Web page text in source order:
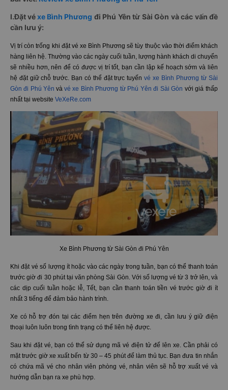
I.Đặt véxe Bình Phương đi Phú Yên từ Sài Gòn và các vấn đề
cần lưu ý:
Vị trí còn trống khi đặt vé xe Bình Phương sẽ tùy thuộc vào thời điểm khách
hàng liên hệ. Thường vào các ngày cuối tuần, lượng hành khách di chuyển
sẽ nhiều hơn, nên để có được vị trí tốt, bạn cần lập kế hoạch sớm và liên
hệ đặt giữ chỗ trước. Bạn có thể đặt trực tuyến vé xe Bình Phương từ Sài
Gòn đi Phú Yên và vé xe Bình Phương từ Phú Yên đi Sài Gòn với giá thấp
nhất tại website VeXeRe.com
Xe Bình Phương từ Sài Gòn đi Phú Yên
Khi đặt vé số lượng ít hoặc vào các ngày trong tuần, bạn có thể thanh toán
trước giờ đi 30 phút tại văn phòng Sài Gòn. Với số lượng vé từ 3 trở lên, và
các dịp cuối tuần hoặc lễ, Tết, bạn cần thanh toán tiền vé trước giờ đi ít
nhất 3 tiếng để đảm bảo hành trình.
Xe có hỗ trợ đón tại các điểm hẹn trên đường xe đi, cần lưu ý giữ điện
thoại luôn luôn trong tình trạng có thể liên hệ được.
Sau khi đặt vé, bạn có thể sử dụng mã vé điện tử để lên xe. Cần phải có
mặt trước giờ xe xuất bến từ 30 – 45 phút để làm thủ tục. Bạn đưa tin nhắn
có chứa mã vé cho nhân viên phòng vé, nhân viên sẽ hỗ trợ xuất vé và
hướng dẫn bạn ra xe phù hợp.